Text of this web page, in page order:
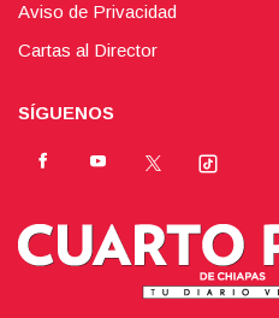
Aviso de Privacidad
Cartas al Director
SÍGUENOS